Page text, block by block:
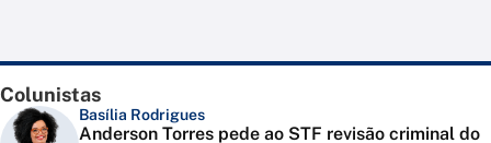
Colunistas
Basília Rodrigues
Anderson Torres pede ao STF revisão criminal do